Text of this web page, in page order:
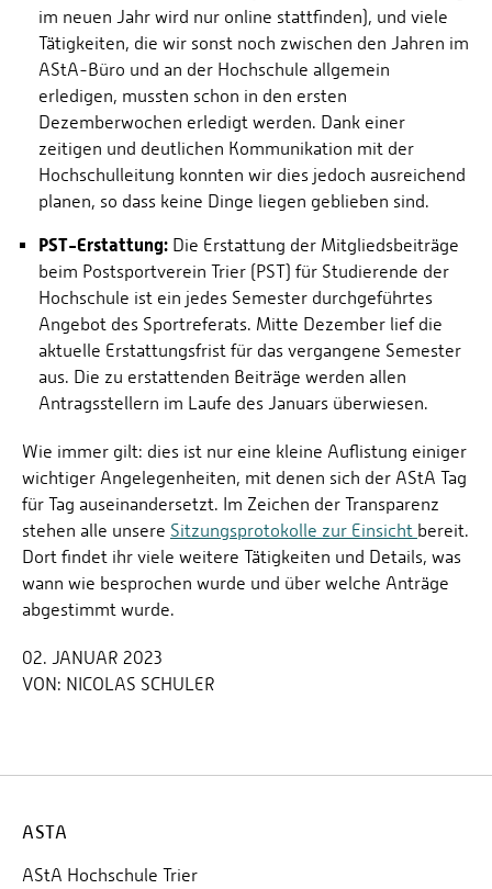
im neuen Jahr wird nur online stattfinden), und viele
Tätigkeiten, die wir sonst noch zwischen den Jahren im
AStA-Büro und an der Hochschule allgemein
erledigen, mussten schon in den ersten
Dezemberwochen erledigt werden. Dank einer
zeitigen und deutlichen Kommunikation mit der
Hochschulleitung konnten wir dies jedoch ausreichend
planen, so dass keine Dinge liegen geblieben sind.
PST-Erstattung: Die Erstattung der Mitgliedsbeiträge
beim Postsportverein Trier (PST) für Studierende der
Hochschule ist ein jedes Semester durchgeführtes
Angebot des Sportreferats. Mitte Dezember lief die
aktuelle Erstattungsfrist für das vergangene Semester
aus. Die zu erstattenden Beiträge werden allen
Antragsstellern im Laufe des Januars überwiesen.
Wie immer gilt: dies ist nur eine kleine Auflistung einiger
wichtiger Angelegenheiten, mit denen sich der AStA Tag
für Tag auseinandersetzt. Im Zeichen der Transparenz
stehen alle unsere Sitzungsprotokolle zur Einsicht bereit.
Dort findet ihr viele weitere Tätigkeiten und Details, was
wann wie besprochen wurde und über welche Anträge
abgestimmt wurde.
02. JANUAR 2023
VON: NICOLAS SCHULER
ASTA
AStA Hochschule Trier